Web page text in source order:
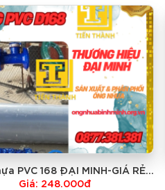
PVC 168 ĐẠI MINH-GIÁ RẺ
NHẤT
Giá: 248.000đ